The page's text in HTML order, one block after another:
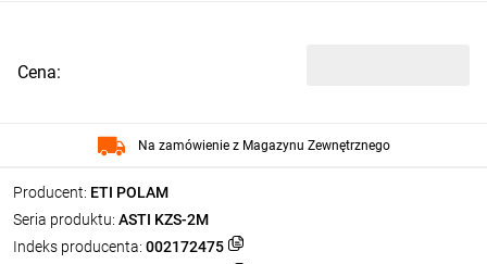
Producent: ETI POLAM
Seria produktu: ASTI KZS-2M
Indeks producenta: 002172475
Cena:
Na zamówienie z Magazynu Zewnętrznego